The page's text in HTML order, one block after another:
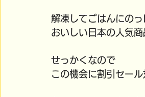
解凍してごはんにの
おいしい日本の人気商
せっかくなので
この機会に割引セー